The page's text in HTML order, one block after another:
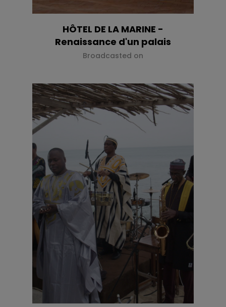
HÔTEL DE LA MARINE -
Renaissance d'un palais
Broadcasted on